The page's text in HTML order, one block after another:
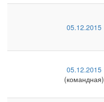
05.12.2015
05.12.2015
(командная)